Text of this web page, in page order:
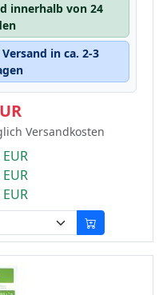
innerhalb von 24
in ca. 2-3
Versandkosten